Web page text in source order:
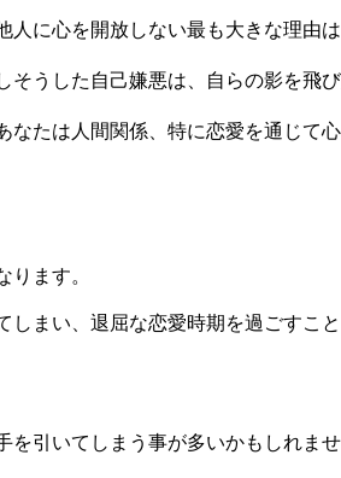
に心を開放しない最も大きな理由
うした自己嫌悪は、自らの影を飛
たは人間関係、特に恋愛を通じて
ます。
まい、退屈な恋愛時期を過ごすこと
引いてしまう事が多いかもしれませ